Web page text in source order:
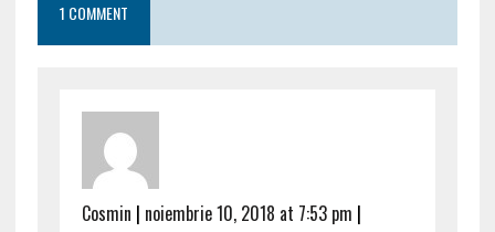
1 COMMENT
Cosmin | noiembrie 10, 2018 at 7:53 pm |